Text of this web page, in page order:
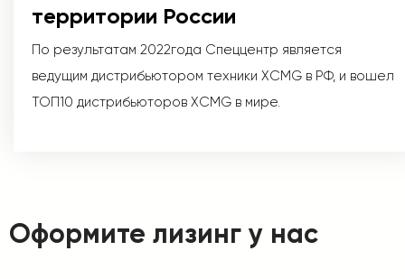
территории России
По результатам 2022года Спеццентр является
ведущим дистрибьютором техники XCMG в РФ, и вошел
ТОП10 дистрибьюторов XCMG в мире.
Оформите лизинг у нас